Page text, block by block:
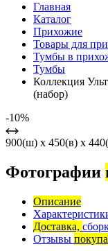
Главная
Каталог
Прихожие
Товары для
Тумбы в
Тумбы
Коллекция
(набор)
-10%
900(ш) x 450(в) x
Фотографии
Описание
Доставка,
Отзывы